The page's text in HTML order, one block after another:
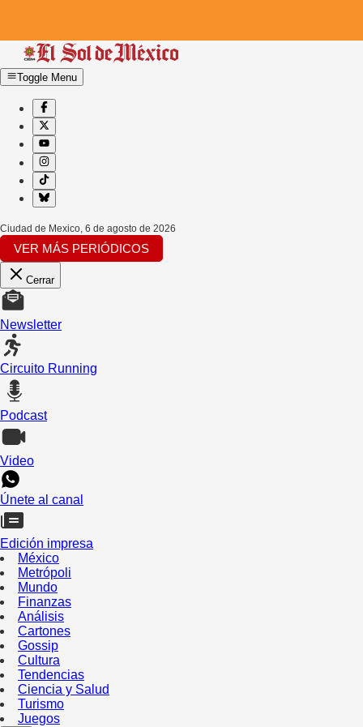
Toggle Menu
Ciudad de Mexico, 6 de agosto de 2026
VER MÁS PERIÓDICOS
Cerrar
Newsletter
Circuito Running
Podcast
Video
Únete al canal
Edición impresa
México
Metrópoli
Mundo
Finanzas
Análisis
Cartones
Gossip
Cultura
Tendencias
Ciencia y Salud
Turismo
Juegos